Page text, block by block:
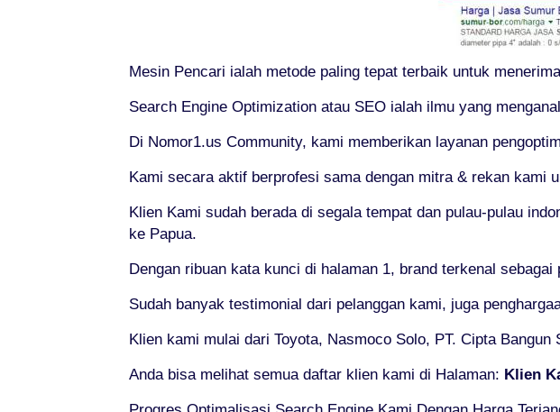
Mesin Pencari ialah metode paling tepat terbaik untuk
Search Engine Optimization atau SEO ialah ilmu yang
Di Nomor1.us Community, kami memberikan layanan
Kami secara aktif berprofesi sama dengan mitra & rekan kami
Klien Kami sudah berada di segala tempat dan pulau-pulau
ke Papua.
Dengan ribuan kata kunci di halaman 1, brand terkenal sebagai
Sudah banyak testimonial dari pelanggan kami, juga
Klien kami mulai dari Toyota, Nasmoco Solo, PT. Cipta
Anda bisa melihat semua daftar klien kami di Halaman: Klien